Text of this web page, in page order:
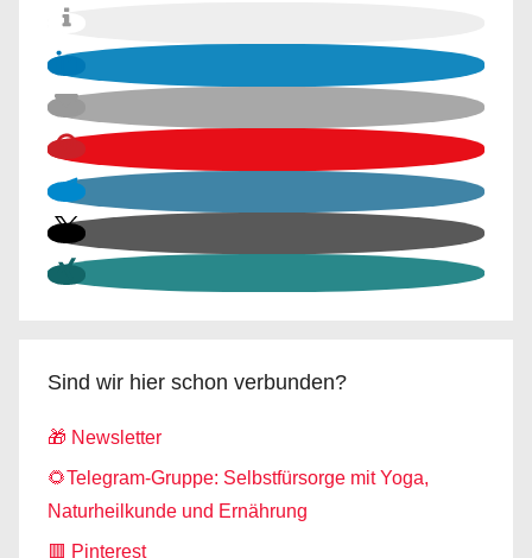
Sind wir hier schon verbunden?
🎁 Newsletter
🌻Telegram-Gruppe: Selbstfürsorge mit Yoga,
Naturheilkunde und Ernährung
🟥 Pinterest